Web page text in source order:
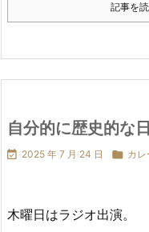
記事を
自分的に歴史的な
 2025 年 7 月 24 日  カ
木曜日はラジオ出演。